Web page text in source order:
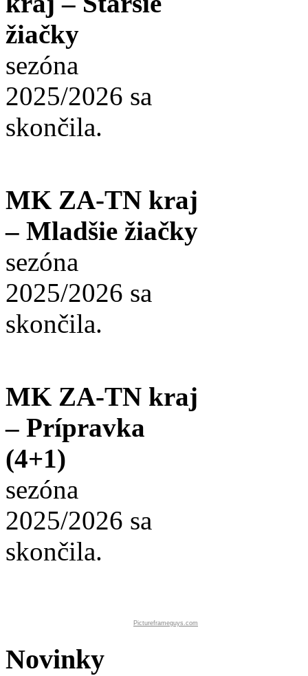
žiačky
sezóna
2025/2026 sa
skončila.
MK ZA-TN kraj
– Mladšie žiačky
sezóna
2025/2026 sa
skončila.
MK ZA-TN kraj
– Prípravka
(4+1)
sezóna
2025/2026 sa
skončila.
Pictureframeguys.com
Novinky